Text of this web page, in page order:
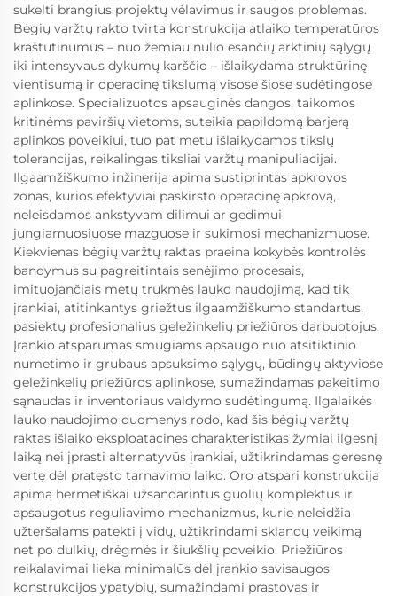
sukelti brangius projektų vėlavimus ir saugos problemas.
Bėgių varžtų rakto tvirta konstrukcija atlaiko temperatūros
kraštutinumus – nuo žemiau nulio esančių arktinių sąlygų
iki intensyvaus dykumų karščio – išlaikydama struktūrinę
vientisumą ir operacinę tikslumą visose šiose sudėtingose
aplinkose. Specializuotos apsauginės dangos, taikomos
kritinėms paviršių vietoms, suteikia papildomą barjerą
aplinkos poveikiui, tuo pat metu išlaikydamos tikslų
tolerancijas, reikalingas tiksliai varžtų manipuliacijai.
Ilgaamžiškumo inžinerija apima sustiprintas apkrovos
zonas, kurios efektyviai paskirsto operacinę apkrovą,
neleisdamos ankstyvam dilimui ar gedimui
jungiamuosiuose mazguose ir sukimosi mechanizmuose.
Kiekvienas bėgių varžtų raktas praeina kokybės kontrolės
bandymus su pagreitintais senėjimo procesais,
imituojančiais metų trukmės lauko naudojimą, kad tik
įrankiai, atitinkantys griežtus ilgaamžiškumo standartus,
pasiektų profesionalius geležinkelių priežiūros darbuotojus.
Įrankio atsparumas smūgiams apsaugo nuo atsitiktinio
numetimo ir grubaus apsuksimo sąlygų, būdingų aktyviose
geležinkelių priežiūros aplinkose, sumažindamas pakeitimo
sąnaudas ir inventoriaus valdymo sudėtingumą. Ilgalaikės
lauko naudojimo duomenys rodo, kad šis bėgių varžtų
raktas išlaiko eksploatacines charakteristikas žymiai ilgesnį
laiką nei įprasti alternatyvūs įrankiai, užtikrindamas geresnę
vertę dėl pratęsto tarnavimo laiko. Oro atspari konstrukcija
apima hermetiškai užsandarintus guolių komplektus ir
apsaugotus reguliavimo mechanizmus, kurie neleidžia
užteršalams patekti į vidų, užtikrindami sklandų veikimą
net po dulkių, drėgmės ir šiukšlių poveikio. Priežiūros
reikalavimai lieka minimalūs dėl įrankio savisaugos
konstrukcijos ypatybių, sumažindami prastovas ir